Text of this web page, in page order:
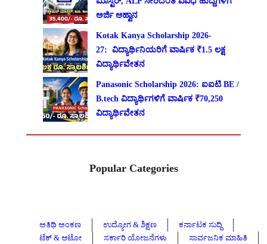
ಅರ್ಜಿ ಆಹ್ವಾನ
Kotak Kanya Scholarship 2026-
27: ವಿದ್ಯಾರ್ಥಿನಿಯರಿಗೆ ವಾರ್ಷಿಕ ₹1.5 ಲಕ್ಷ
ವಿದ್ಯಾರ್ಥಿವೇತನ
Panasonic Scholarship 2026: ಐಐಟಿ BE /
B.tech ವಿದ್ಯಾರ್ಥಿಗಳಿಗೆ ವಾರ್ಷಿಕ ₹70,250
ವಿದ್ಯಾರ್ಥಿವೇತನ
Popular Categories
ಅತಿಥಿ ಅಂಕಣ ಉದ್ಯೋಗ & ಶಿಕ್ಷಣ
ಕರ್ನಾಟಕ ಸುದ್ದಿ
ಟೆಕ್ & ಆಟೋ
ಸರ್ಕಾರಿ ಯೋಜನೆಗಳು
ಸಾರ್ವಜನಿಕ ಮಾಹಿತಿ